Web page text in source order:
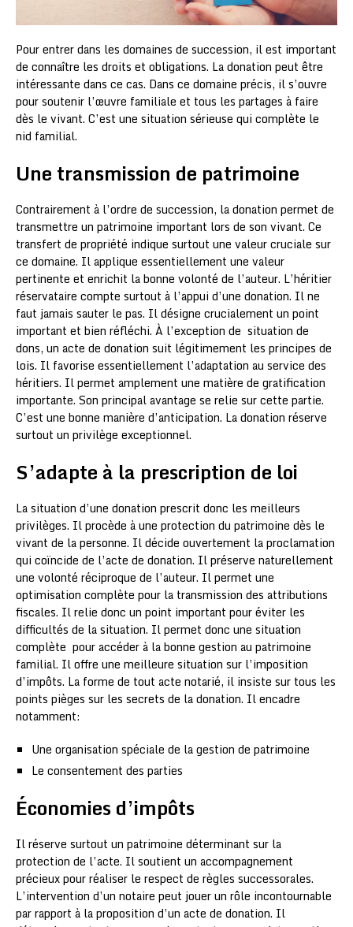
Pour entrer dans les domaines de succession, il est important
de connaître les droits et obligations. La donation peut être
intéressante dans ce cas. Dans ce domaine précis, il s’ouvre
pour soutenir l’œuvre familiale et tous les partages à faire
dès le vivant. C’est une situation sérieuse qui complète le
nid familial.
Une transmission de patrimoine
Contrairement à l’ordre de succession, la donation permet de
transmettre un patrimoine important lors de son vivant. Ce
transfert de propriété indique surtout une valeur cruciale sur
ce domaine. Il applique essentiellement une valeur
pertinente et enrichit la bonne volonté de l’auteur. L’héritier
réservataire compte surtout à l’appui d’une donation. Il ne
faut jamais sauter le pas. Il désigne crucialement un point
important et bien réfléchi. À l’exception de situation de
dons, un acte de donation suit légitimement les principes de
lois. Il favorise essentiellement l’adaptation au service des
héritiers. Il permet amplement une matière de gratification
importante. Son principal avantage se relie sur cette partie.
C’est une bonne manière d’anticipation. La donation réserve
surtout un privilège exceptionnel.
S’adapte à la prescription de loi
La situation d’une donation prescrit donc les meilleurs
privilèges. Il procède à une protection du patrimoine dès le
vivant de la personne. Il décide ouvertement la proclamation
qui coïncide de l’acte de donation. Il préserve naturellement
une volonté réciproque de l’auteur. Il permet une
optimisation complète pour la transmission des attributions
fiscales. Il relie donc un point important pour éviter les
difficultés de la situation. Il permet donc une situation
complète pour accéder à la bonne gestion au patrimoine
familial. Il offre une meilleure situation sur l’imposition
d’impôts. La forme de tout acte notarié, il insiste sur tous les
points pièges sur les secrets de la donation. Il encadre
notamment:
Une organisation spéciale de la gestion de patrimoine
Le consentement des parties
Économies d’impôts
Il réserve surtout un patrimoine déterminant sur la
protection de l’acte. Il soutient un accompagnement
précieux pour réaliser le respect de règles successorales.
L’intervention d’un notaire peut jouer un rôle incontournable
par rapport à la proposition d’un acte de donation. Il